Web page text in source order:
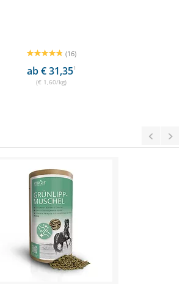
(16)
ab € 31,351
(€ 1,60/kg)